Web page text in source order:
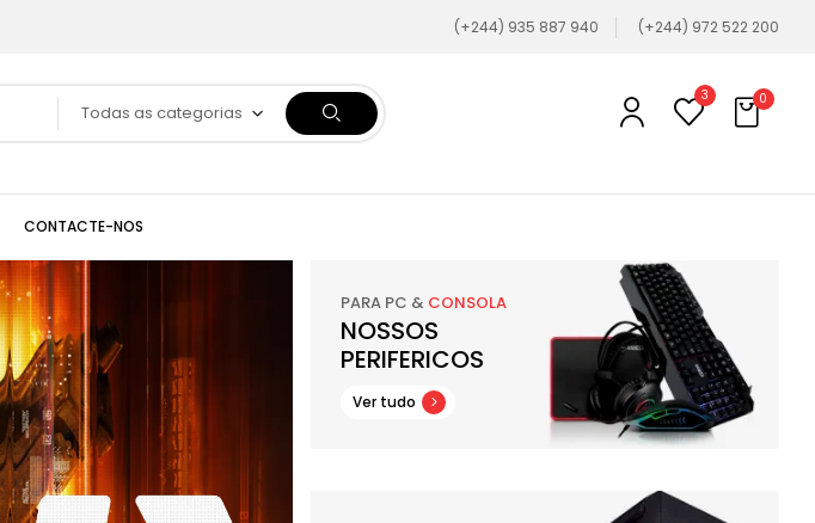
(+244) 935 887 940 (+244) 972 522 200
Todas as categorias
3 0
CONTACTE-NOS
PARA PC & CONSOLA
NOSSOS
PERIFERICOS
Ver tudo